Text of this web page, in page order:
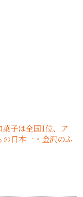
菓子は全国1位、ア
日本一・金沢のふ